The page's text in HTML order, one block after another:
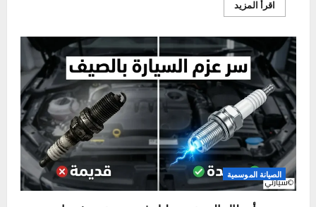
توقف عن حرق أموالك! معدل استهلاك الوقود في
السيارات
خالد يوليو 10, 2026 0
مع التغيرات المستمرة في أسعار الطاقة، أصبحت زيارة
محطة الوقود تقتطع جزءاً لا يستهان به من ميزانيتك...
اقرأ المزيداقرأ
المزيد
عن